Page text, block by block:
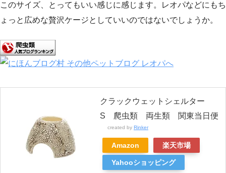
このサイズ、とってもいい感じに感じます。レオパなどにもち
ょっと広めな贅沢ケージとしていいのではないでしょうか。
クラックウェットシェルター
S 爬虫類 両生類 関東当日便
created by Rinker
Amazon 楽天市場
Yahooショッピング